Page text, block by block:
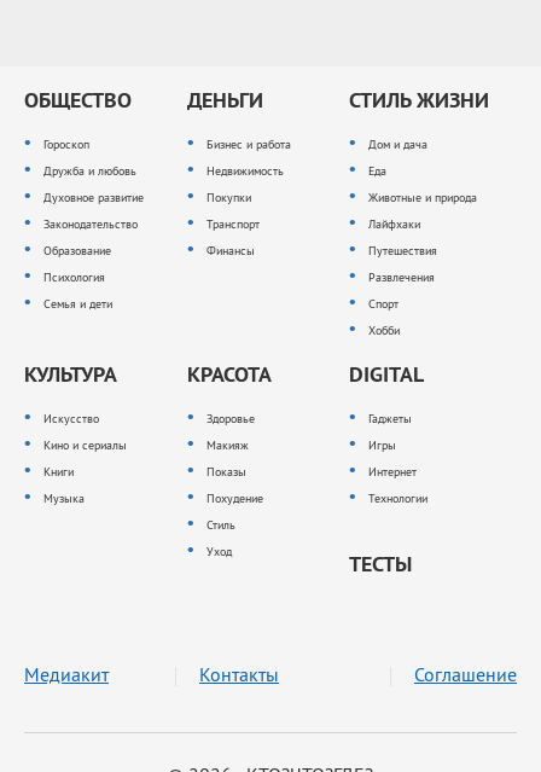
ОБЩЕСТВО
Гороскоп
Дружба и любовь
Духовное развитие
Законодательство
Образование
Психология
Семья и дети
ДЕНЬГИ
Бизнес и работа
Недвижимость
Покупки
Транспорт
Финансы
СТИЛЬ ЖИЗНИ
Дом и дача
Еда
Животные и природа
Лайфхаки
Путешествия
Развлечения
Спорт
Хобби
КУЛЬТУРА
Искусство
Кино и сериалы
Книги
Музыка
КРАСОТА
Здоровье
Макияж
Показы
Похудение
Стиль
Уход
DIGITAL
Гаджеты
Игры
Интернет
Технологии
ТЕСТЫ
Медиакит Контакты Соглашение